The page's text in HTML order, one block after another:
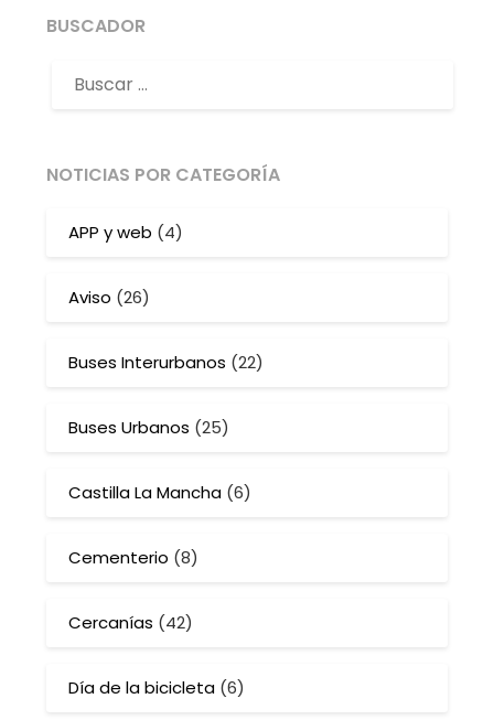
BUSCADOR
NOTICIAS POR CATEGORÍA
APP y web (4)
Aviso (26)
Buses Interurbanos (22)
Buses Urbanos (25)
Castilla La Mancha (6)
Cementerio (8)
Cercanías (42)
Día de la bicicleta (6)